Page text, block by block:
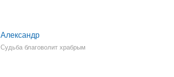
Александр
Судьба благоволит храбрым